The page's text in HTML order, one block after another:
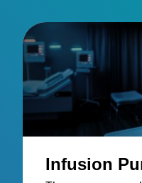
Infusion